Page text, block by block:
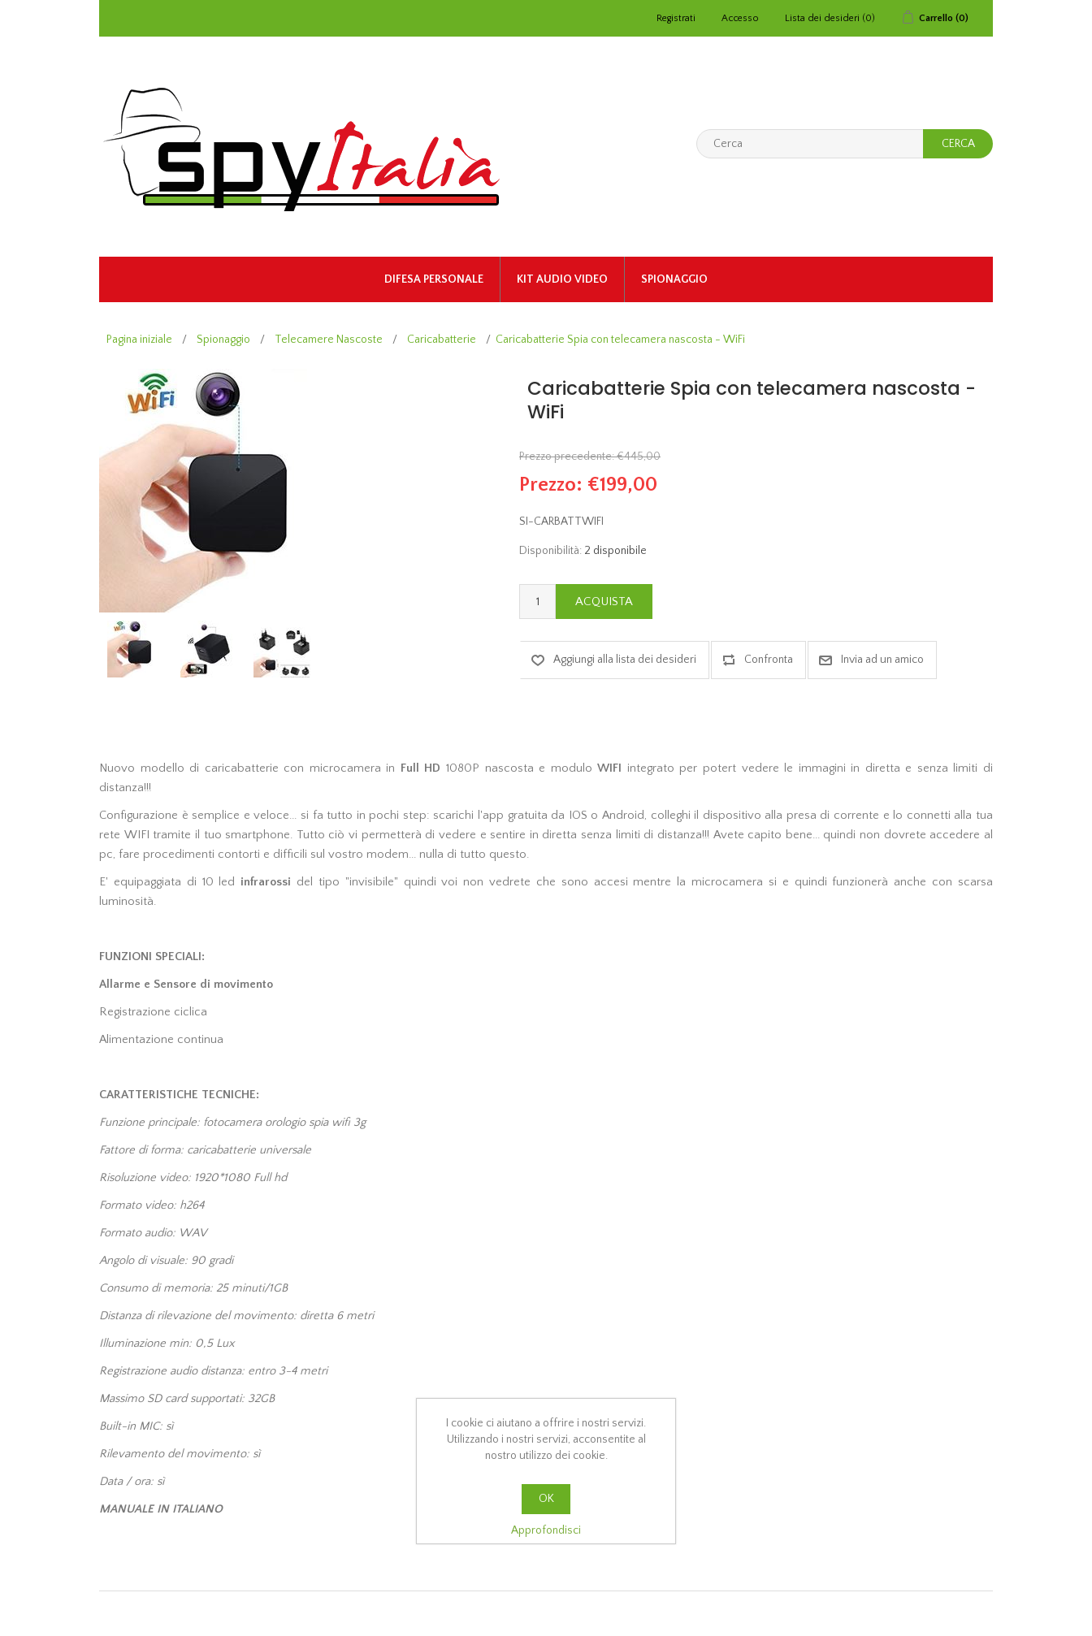
Registrati Accesso Lista dei desideri (0) Carrello (0)
DIFESA PERSONALE KIT AUDIO VIDEO SPIONAGGIO
Pagina iniziale / Spionaggio / Telecamere Nascoste / Caricabatterie / Caricabatterie Spia con telecamera nascosta - WiFi
Caricabatterie Spia con telecamera nascosta -
WiFi
Prezzo precedente:€445,00
Prezzo: €199,00
SI-CARBATTWIFI
Disponibilità: 2 disponibile
Nuovo modello di caricabatterie con microcamera in Full HD 1080P nascosta e moduloWIFI
integrato per potert vedere le immagini in diretta e senza limiti di
distanza!!!
Configurazione è semplice e veloce... si fa tutto in pochi step: scarichi l'app gratuita da IOS o Android, colleghi il dispositivo alla presa di corrente e lo connetti alla tua
rete WIFI tramite il tuo smartphone. Tutto ciò vi permetterà di vedere e sentire in diretta senza limiti di distanza!!! Avete capito bene... quindi non dovrete accedere al
pc, fare procedimenti contorti e difficili sul vostro modem... nulla di tutto questo.
E' equipaggiata di 10 led infrarossi del tipo "invisibile" quindi voi non vedrete che sono accesi mentre la microcamera si e quindi funzionerà anche con scarsa
luminosità.
FUNZIONI SPECIALI:
Allarme e Sensore di movimento
Registrazione ciclica
Alimentazione continua
CARATTERISTICHE TECNICHE:
Funzione principale: fotocamera orologio spia wifi 3g
Fattore di forma: caricabatterie universale
Risoluzione video: 1920*1080 Full hd
Formato video: h264
Formato audio: WAV
Angolo di visuale: 90 gradi
Consumo di memoria: 25 minuti/1GB
Distanza di rilevazione del movimento: diretta 6 metri
Illuminazione min: 0,5 Lux
Registrazione audio distanza: entro 3-4 metri
Massimo SD card supportati: 32GB
Built-in MIC: sì
Rilevamento del movimento: sì
Data / ora: sì
MANUALE IN ITALIANO
I cookie ci aiutano a offrire i nostri servizi.
Utilizzando i nostri servizi, acconsentite al
nostro utilizzo dei cookie.
OK
Approfondisci